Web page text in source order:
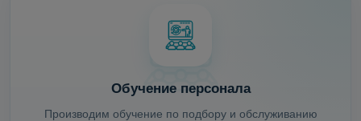
Обучение персонала
Производим обучение по подбору и обслуживанию